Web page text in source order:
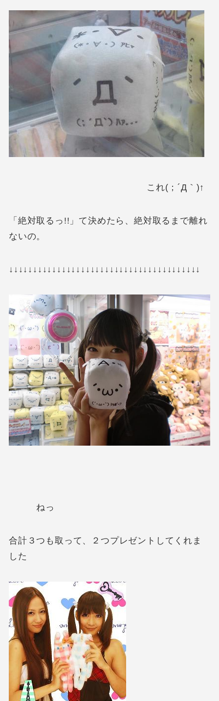
これ(；´Д｀)↑
「絶対取るっ!!」て決めたら、絶対取るまで離れ
ないの。
↓↓↓↓↓↓↓↓↓↓↓↓↓↓↓↓↓↓↓↓↓↓↓↓↓↓↓↓↓↓↓↓↓↓↓↓↓↓↓↓
ねっ
合計３つも取って、２つプレゼントしてくれま
した